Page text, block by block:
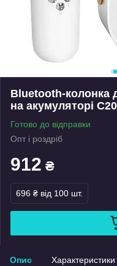
Bluetooth-колонка
на акумуляторі
Готово до відправки
Опт і роздріб
912 ₴
696 ₴ від 100 шт.
Опис Характеристики